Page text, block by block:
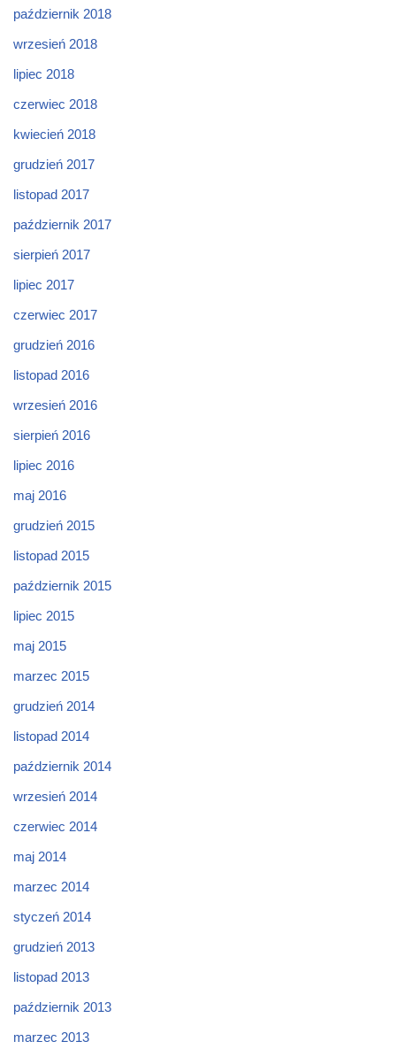
październik 2018
wrzesień 2018
lipiec 2018
czerwiec 2018
kwiecień 2018
grudzień 2017
listopad 2017
październik 2017
sierpień 2017
lipiec 2017
czerwiec 2017
grudzień 2016
listopad 2016
wrzesień 2016
sierpień 2016
lipiec 2016
maj 2016
grudzień 2015
listopad 2015
październik 2015
lipiec 2015
maj 2015
marzec 2015
grudzień 2014
listopad 2014
październik 2014
wrzesień 2014
czerwiec 2014
maj 2014
marzec 2014
styczeń 2014
grudzień 2013
listopad 2013
październik 2013
marzec 2013